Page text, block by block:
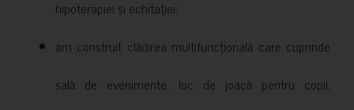
hipoterapiei și echitației;
am construit clădirea multifuncțională care cuprinde
sală de evenimente, loc de joacă pentru copii,